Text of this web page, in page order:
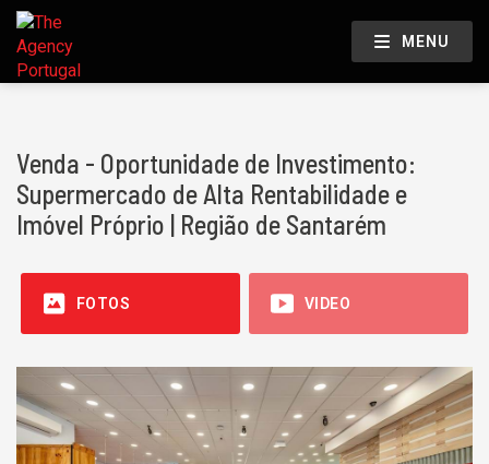
MENU
Venda - Oportunidade de Investimento:
Supermercado de Alta Rentabilidade e
Imóvel Próprio | Região de Santarém
FOTOS VIDEO